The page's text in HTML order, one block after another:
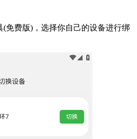
费版)，选择你自己的设备进行绑